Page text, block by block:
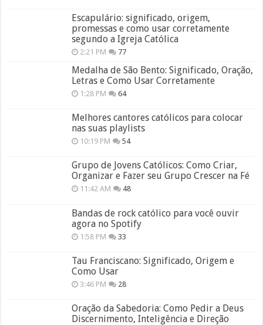
Escapulário: significado, origem,
promessas e como usar corretamente
segundo a Igreja Católica
2:21 PM 77
Medalha de São Bento: Significado, Oração,
Letras e Como Usar Corretamente
1:28 PM 64
Melhores cantores católicos para colocar
nas suas playlists
10:19 PM 54
Grupo de Jovens Católicos: Como Criar,
Organizar e Fazer seu Grupo Crescer na Fé
11:42 AM 48
Bandas de rock católico para você ouvir
agora no Spotify
1:58 PM 33
Tau Franciscano: Significado, Origem e
Como Usar
3:46 PM 28
Oração da Sabedoria: Como Pedir a Deus
Discernimento, Inteligência e Direção